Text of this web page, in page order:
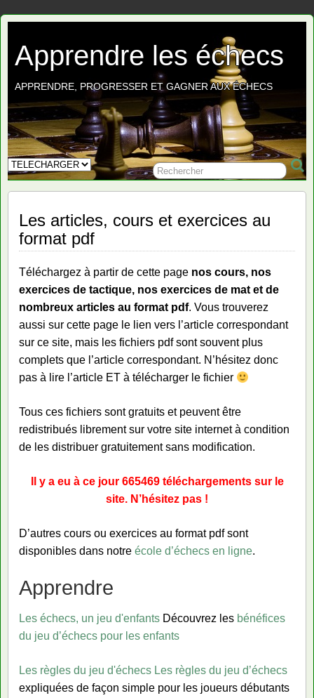
Apprendre les échecs
APPRENDRE, PROGRESSER ET GAGNER AUX ÉCHECS
Les articles, cours et exercices au
format pdf
Téléchargez à partir de cette page nos cours, nos
exercices de tactique, nos exercices de mat et de
nombreux articles au format pdf. Vous trouverez
aussi sur cette page le lien vers l’article correspondant
sur ce site, mais les fichiers pdf sont souvent plus
complets que l’article correspondant. N’hésitez donc
pas à lire l’article ET à télécharger le fichier
Tous ces fichiers sont gratuits et peuvent être
redistribués librement sur votre site internet à condition
de les distribuer gratuitement sans modification.
l y a eu à ce jour 665469 téléchargements sur le
site. N’hésitez pas !
D’autres cours ou exercices au format pdf sont
disponibles dans notre école d’échecs en ligne.
Apprendre
Les échecs, un jeu d'enfants Découvrez les bénéfices
du jeu d’échecs pour les enfants
Les règles du jeu d'échecs Les règles du jeu d’échecs
expliquées de façon simple pour les joueurs débutants